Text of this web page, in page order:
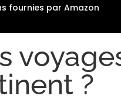
: 75,5 cm x 46,5 cm x
fournies par Amazon
?